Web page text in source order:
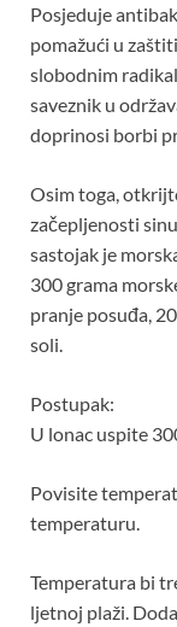
Posjeduje
pomažući u
slobodnim
saveznik u
doprinosi borbi
Osim toga,
začepljenosti
sastojak je
300 grama
pranje posuđa,
soli.
Postupak:
U lonac uspite
Povisite
temperaturu.
Temperatura bi
ljetnoj plaži.